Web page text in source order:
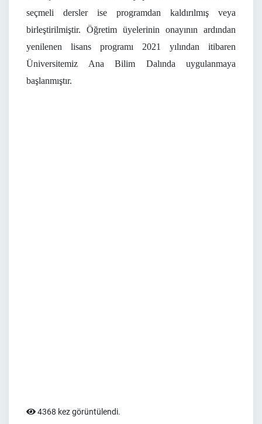
seçmeli dersler ise programdan kaldırılmış veya
birleştirilmiştir. Öğretim üyelerinin onayının ardından
yenilenen lisans programı 2021 yılından itibaren
Üniversitemiz Ana Bilim Dalında uygulanmaya
başlanmıştır.
4368 kez görüntülendi.